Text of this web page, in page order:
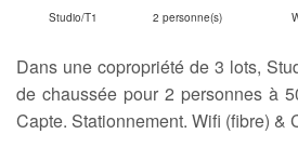
Studio/T1 2 personne(s)
Dans une copropriété de 3 lots,
de chaussée pour 2 personnes à
Capte. Stationnement. Wifi (fibre) &